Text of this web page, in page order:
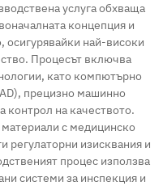
услуга обхваща
концепция и
осигурявайки най-високи
Процесът включва
като компютърно
прецизно машинно
контрол на качеството.
с медицинско
регулаторни изисквания и
процес използва
системи за инспекция и